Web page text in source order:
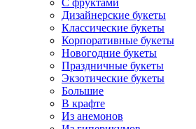
С фруктами
Дизайнерские букеты
Классические букеты
Корпоративные букеты
Новогодние букеты
Праздничные букеты
Экзотические букеты
Большие
В крафте
Из анемонов